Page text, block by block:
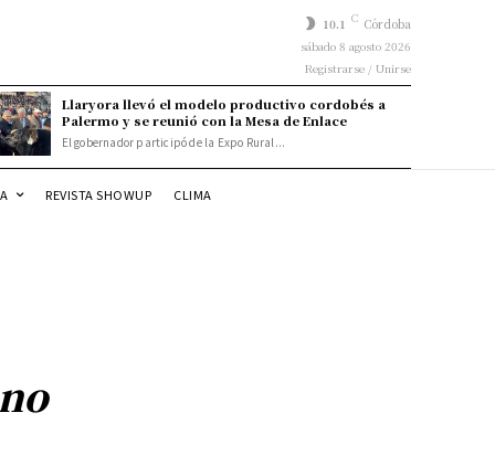
10.1 C Córdoba
sábado 8 agosto 2026
Registrarse / Unirse
Llaryora llevó el modelo productivo cordobés a
Palermo y se reunió con la Mesa de Enlace
El gobernador participó de la Expo Rural...
REVISTA SHOWUP CLIMA